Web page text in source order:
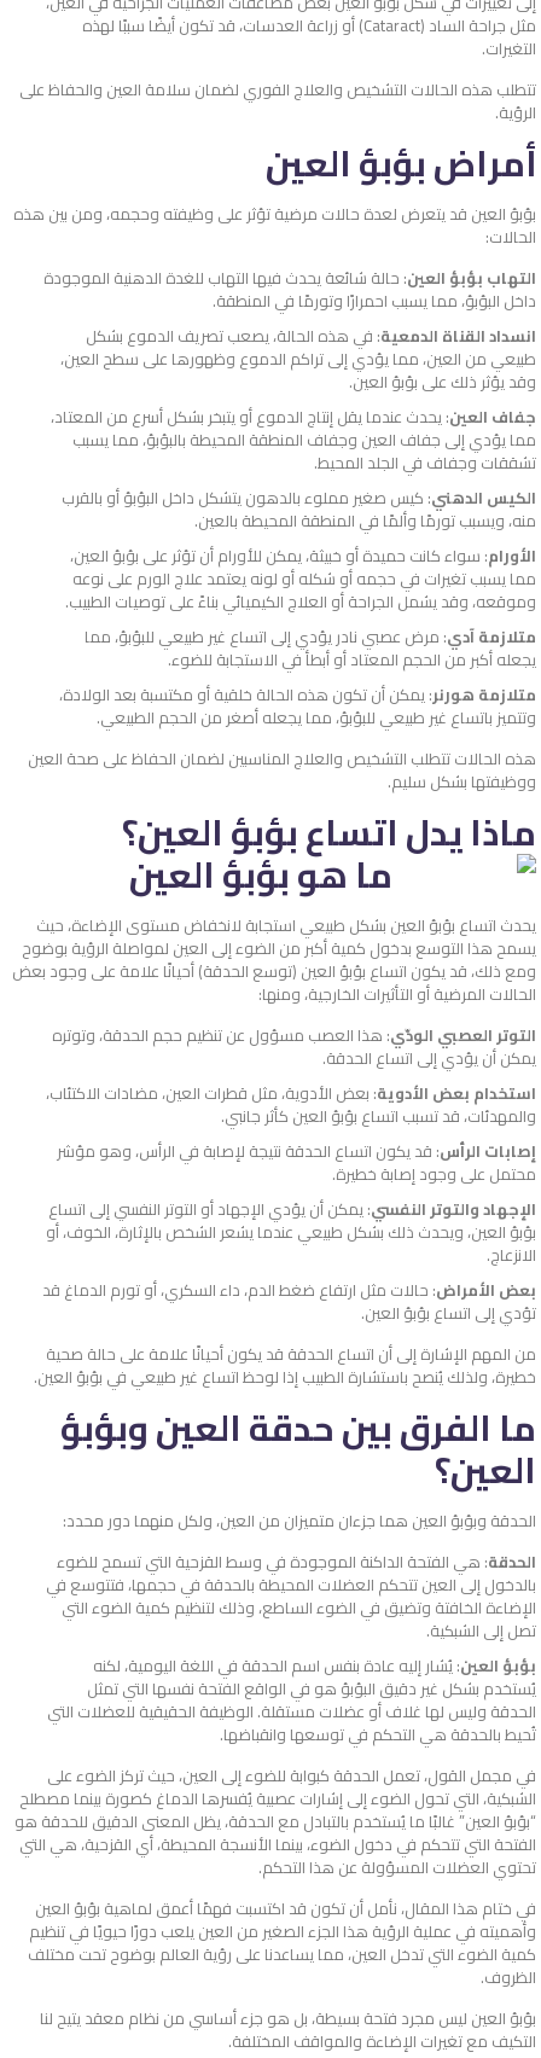
مثل جراحة الساد (Cataract) أو زراعة العدسات، قد تكون أيضًا سببًا لهذه
التغيرات.
تتطلب هذه الحالات التشخيص والعلاج الفوري لضمان سلامة العين والحفاظ على
الرؤية.
أمراض بؤبؤ العين
بؤبؤ العين قد يتعرض لعدة حالات مرضية تؤثر على وظيفته وحجمه، ومن بين هذه
الحالات:
التهاب بؤبؤ العين: حالة شائعة يحدث فيها التهاب للغدة الدهنية الموجودة
داخل البؤبؤ، مما يسبب احمرارًا وتورمًا في المنطقة.
انسداد القناة الدمعية: في هذه الحالة، يصعب تصريف الدموع بشكل
طبيعي من العين، مما يؤدي إلى تراكم الدموع وظهورها على سطح العين،
وقد يؤثر ذلك على بؤبؤ العين.
جفاف العين: يحدث عندما يقل إنتاج الدموع أو يتبخر بشكل أسرع من المعتاد،
مما يؤدي إلى جفاف العين وجفاف المنطقة المحيطة بالبؤبؤ، مما يسبب
تشققات وجفاف في الجلد المحيط.
الكيس الدهني: كيس صغير مملوء بالدهون يتشكل داخل البؤبؤ أو بالقرب
منه، ويسبب تورمًا وألمًا في المنطقة المحيطة بالعين.
الأورام: سواء كانت حميدة أو خبيثة، يمكن للأورام أن تؤثر على بؤبؤ العين،
مما يسبب تغيرات في حجمه أو شكله أو لونه يعتمد علاج الورم على نوعه
وموقعه، وقد يشمل الجراحة أو العلاج الكيميائي بناءً على توصيات الطبيب.
متلازمة آدي: مرض عصبي نادر يؤدي إلى اتساع غير طبيعي للبؤبؤ، مما
يجعله أكبر من الحجم المعتاد أو أبطأ في الاستجابة للضوء.
متلازمة هورنر: يمكن أن تكون هذه الحالة خلقية أو مكتسبة بعد الولادة،
وتتميز باتساع غير طبيعي للبؤبؤ، مما يجعله أصغر من الحجم الطبيعي.
هذه الحالات تتطلب التشخيص والعلاج المناسبين لضمان الحفاظ على صحة العين
ووظيفتها بشكل سليم.
ماذا يدل اتساع بؤبؤ العين؟
يحدث اتساع بؤبؤ العين بشكل طبيعي استجابة لانخفاض مستوى الإضاءة، حيث
يسمح هذا التوسع بدخول كمية أكبر من الضوء إلى العين لمواصلة الرؤية بوضوح
ومع ذلك، قد يكون اتساع بؤبؤ العين (توسع الحدقة) أحيانًا علامة على وجود بعض
الحالات المرضية أو التأثيرات الخارجية، ومنها:
التوتر العصبي الودّي: هذا العصب مسؤول عن تنظيم حجم الحدقة، وتوتره
يمكن أن يؤدي إلى اتساع الحدقة.
استخدام بعض الأدوية: بعض الأدوية، مثل قطرات العين، مضادات الاكتئاب،
والمهدئات، قد تسبب اتساع بؤبؤ العين كأثر جانبي.
إصابات الرأس: قد يكون اتساع الحدقة نتيجة لإصابة في الرأس، وهو مؤشر
محتمل على وجود إصابة خطيرة.
الإجهاد والتوتر النفسي: يمكن أن يؤدي الإجهاد أو التوتر النفسي إلى اتساع
بؤبؤ العين، ويحدث ذلك بشكل طبيعي عندما يشعر الشخص بالإثارة، الخوف، أو
الانزعاج.
بعض الأمراض: حالات مثل ارتفاع ضغط الدم، داء السكري، أو تورم الدماغ قد
تؤدي إلى اتساع بؤبؤ العين.
من المهم الإشارة إلى أن اتساع الحدقة قد يكون أحيانًا علامة على حالة صحية
خطيرة، ولذلك يُنصح باستشارة الطبيب إذا لوحظ اتساع غير طبيعي في بؤبؤ العين.
ما الفرق بين حدقة العين وبؤبؤ
العين؟
الحدقة وبؤبؤ العين هما جزءان متميزان من العين، ولكل منهما دور محدد:
الحدقة: هي الفتحة الداكنة الموجودة في وسط القزحية التي تسمح للضوء
بالدخول إلى العين تتحكم العضلات المحيطة بالحدقة في حجمها، فتتوسع في
الإضاءة الخافتة وتضيق في الضوء الساطع، وذلك لتنظيم كمية الضوء التي
تصل إلى الشبكية.
بؤبؤ العين: يُشار إليه عادة بنفس اسم الحدقة في اللغة اليومية، لكنه
يُستخدم بشكل غير دقيق البؤبؤ هو في الواقع الفتحة نفسها التي تمثل
الحدقة وليس لها غلاف أو عضلات مستقلة. الوظيفة الحقيقية للعضلات التي
تُحيط بالحدقة هي التحكم في توسعها وانقباضها.
في مجمل القول، تعمل الحدقة كبوابة للضوء إلى العين، حيث تركز الضوء على
الشبكية، التي تحول الضوء إلى إشارات عصبية يُفسرها الدماغ كصورة بينما مصطلح
“بؤبؤ العين” غالبًا ما يُستخدم بالتبادل مع الحدقة، يظل المعنى الدقيق للحدقة هو
الفتحة التي تتحكم في دخول الضوء، بينما الأنسجة المحيطة، أي القزحية، هي التي
تحتوي العضلات المسؤولة عن هذا التحكم.
في ختام هذا المقال، نأمل أن تكون قد اكتسبت فهمًا أعمق لماهية بؤبؤ العين
وأهميته في عملية الرؤية هذا الجزء الصغير من العين يلعب دورًا حيويًا في تنظيم
كمية الضوء التي تدخل العين، مما يساعدنا على رؤية العالم بوضوح تحت مختلف
الظروف.
بؤبؤ العين ليس مجرد فتحة بسيطة، بل هو جزء أساسي من نظام معقد يتيح لنا
التكيف مع تغيرات الإضاءة والمواقف المختلفة.